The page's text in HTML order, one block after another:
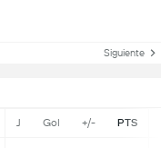
Siguiente
J Gol +/- PTS